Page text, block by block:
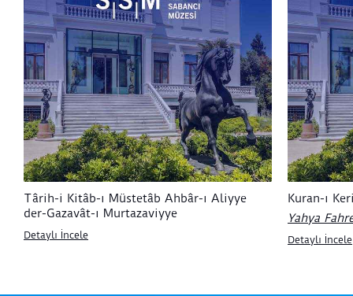
Târih-i Kitâb-ı Müstetâb Ahbâr-ı Aliyye
der-Gazavât-ı Murtazaviyye
Detaylı İncele
Kuran-ı
Yahya
Detaylı İncele